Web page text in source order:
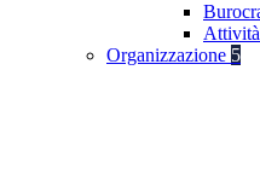
Organizzazione 5